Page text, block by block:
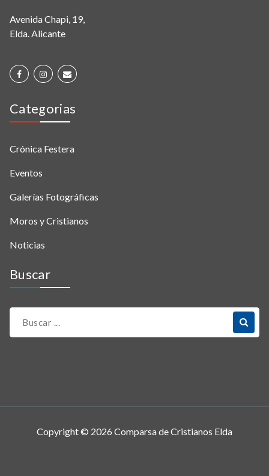
Avenida Chapi, 19,
Elda. Alicante
Categorias
Crónica Festera
Eventos
Galerías Fotográficas
Moros y Cristianos
Noticias
Buscar
Copyright © 2026 Comparsa de Cristianos Elda